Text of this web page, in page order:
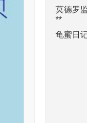
莫德罗
**
龟蜜日